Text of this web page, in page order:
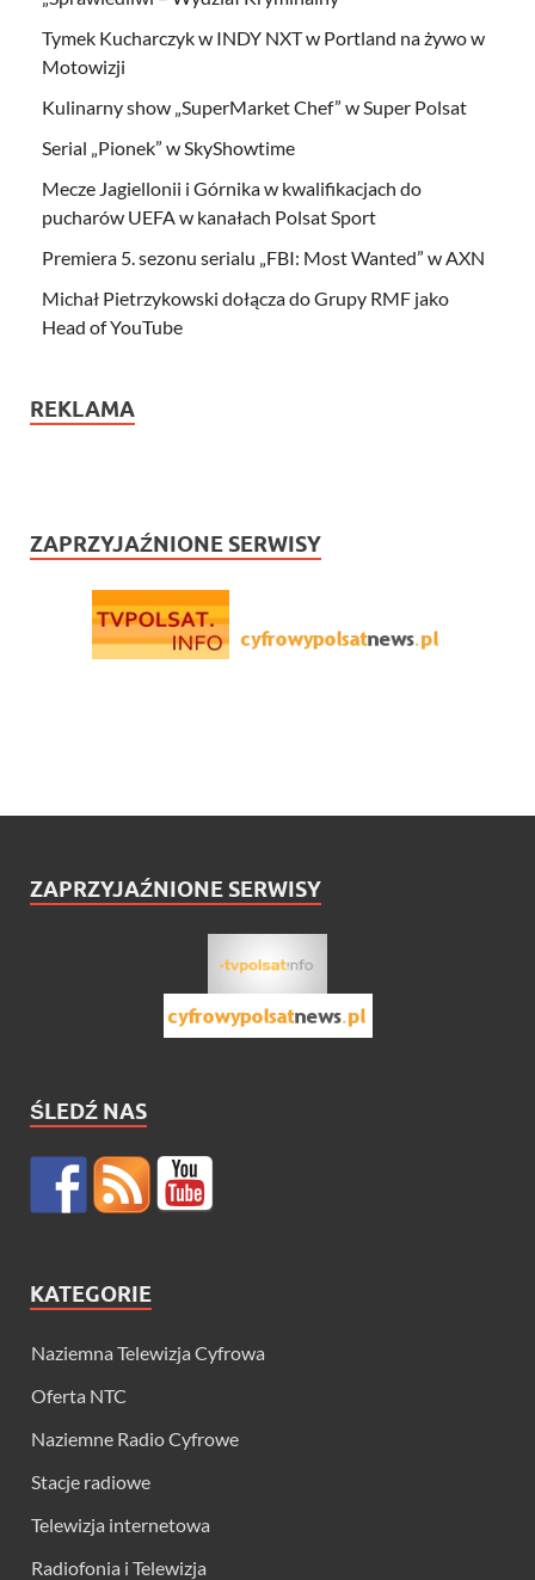
Tymek Kucharczyk w INDY NXT w Portland na żywo w
Motowizji
Kulinarny show „SuperMarket Chef” w Super Polsat
Serial „Pionek” w SkyShowtime
Mecze Jagiellonii i Górnika w kwalifikacjach do
pucharów UEFA w kanałach Polsat Sport
Premiera 5. sezonu serialu „FBI: Most Wanted” w AXN
Michał Pietrzykowski dołącza do Grupy RMF jako
Head of YouTube
REKLAMA
ZAPRZYJAŹNIONE SERWISY
ZAPRZYJAŹNIONE SERWISY
ŚLEDŹ NAS
KATEGORIE
Naziemna Telewizja Cyfrowa
Oferta NTC
Naziemne Radio Cyfrowe
Stacje radiowe
Telewizja internetowa
Radiofonia i Telewizja